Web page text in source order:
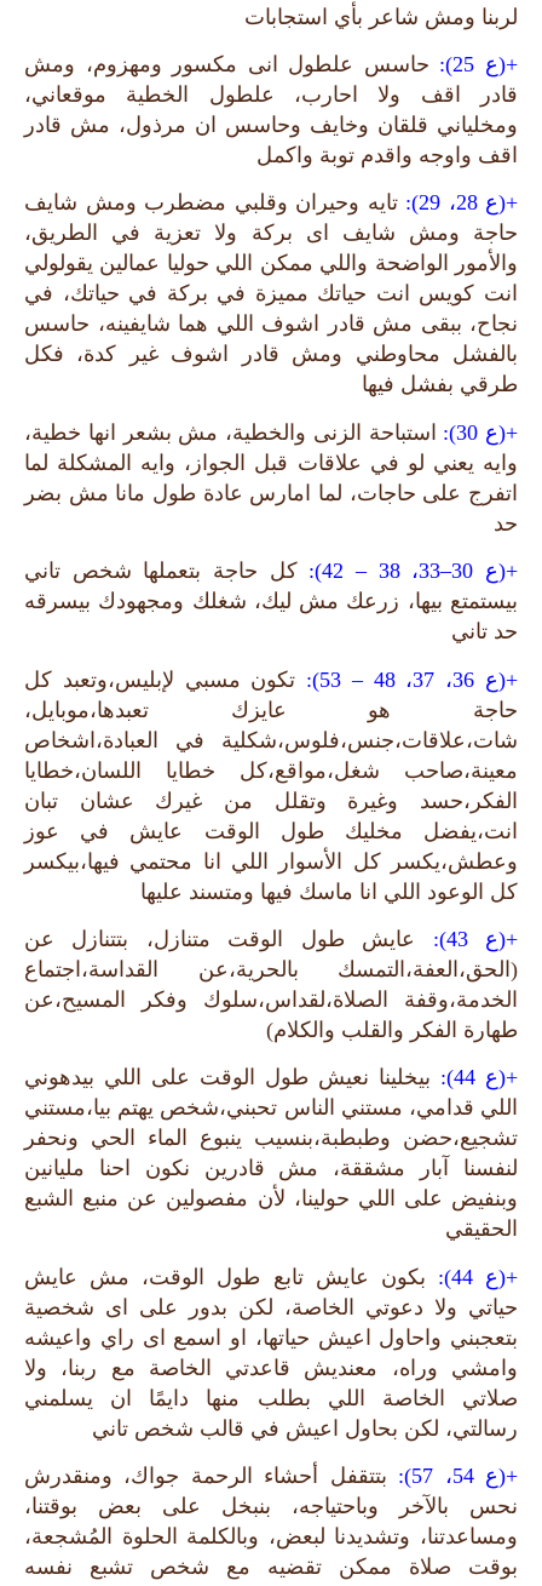
لربنا ومش شاعر بأي استجابات
+(ع 25):
حاسس علطول انى مكسور ومهزوم، ومش
قادر اقف ولا احارب، علطول الخطية موقعاني،
ومخلياني قلقان وخايف وحاسس ان مرذول، مش قادر
اقف واوجه واقدم توبة واكمل
+(ع 28، 29):
تايه وحيران وقلبي مضطرب ومش شايف
حاجة ومش شايف اى بركة ولا تعزية في الطريق،
والأمور الواضحة واللي ممكن اللي حوليا عمالين يقولولي
انت كويس انت حياتك مميزة في بركة في حياتك، في
نجاح، ببقى مش قادر اشوف اللي هما شايفينه، حاسس
بالفشل محاوطني ومش قادر اشوف غير كدة، فكل
طرقي بفشل فيها
+(ع 30):
استباحة الزنى والخطية، مش بشعر انها خطية،
وايه يعني لو في علاقات قبل الجواز، وايه المشكلة لما
اتفرج على حاجات، لما امارس عادة طول مانا مش بضر
حد
+(ع 30–33، 38 – 42):
كل حاجة بتعملها شخص تاني
بيستمتع بيها، زرعك مش ليك، شغلك ومجهودك بيسرقه
حد تاني
+(ع 36، 37، 48 – 53):
تكون مسبي لإبليس،وتعبد كل
حاجة هو عايزك تعبدها،موبايل،
شات،علاقات،جنس،فلوس،شكلية في العبادة،اشخاص
معينة،صاحب شغل،مواقع،كل خطايا اللسان،خطايا
الفكر،حسد وغيرة وتقلل من غيرك عشان تبان
انت،يفضل مخليك طول الوقت عايش في عوز
وعطش،يكسر كل الأسوار اللي انا محتمي فيها،بيكسر
كل الوعود اللي انا ماسك فيها ومتسند عليها
+(ع 43):
عايش طول الوقت متنازل، بتتنازل عن
(الحق،العفة،التمسك بالحرية،عن القداسة،اجتماع
الخدمة،وقفة الصلاة،لقداس،سلوك وفكر المسيح،عن
طهارة الفكر والقلب والكلام)
+(ع 44):
بيخلينا نعيش طول الوقت على اللي بيدهوني
اللي قدامي، مستني الناس تحبني،شخص يهتم بيا،مستني
تشجيع،حضن وطبطبة،بنسيب ينبوع الماء الحي ونحفر
لنفسنا آبار مشققة، مش قادرين نكون احنا مليانين
وبنفيض على اللي حولينا، لأن مفصولين عن منبع الشبع
الحقيقي
+(ع 44):
بكون عايش تابع طول الوقت، مش عايش
حياتي ولا دعوتي الخاصة، لكن بدور على اى شخصية
بتعجبني واحاول اعيش حياتها، او اسمع اى راي واعيشه
وامشي وراه، معنديش قاعدتي الخاصة مع ربنا، ولا
صلاتي الخاصة اللي بطلب منها دايمًا ان يسلمني
رسالتي، لكن بحاول اعيش في قالب شخص تاني
+(ع 54، 57):
بتتقفل أحشاء الرحمة جواك، ومنقدرش
نحس بالآخر وباحتياجه، بنبخل على بعض بوقتنا،
ومساعدتنا، وتشديدنا لبعض، وبالكلمة الحلوة المُشجعة،
بوقت صلاة ممكن تقضيه مع شخص تشبع نفسه